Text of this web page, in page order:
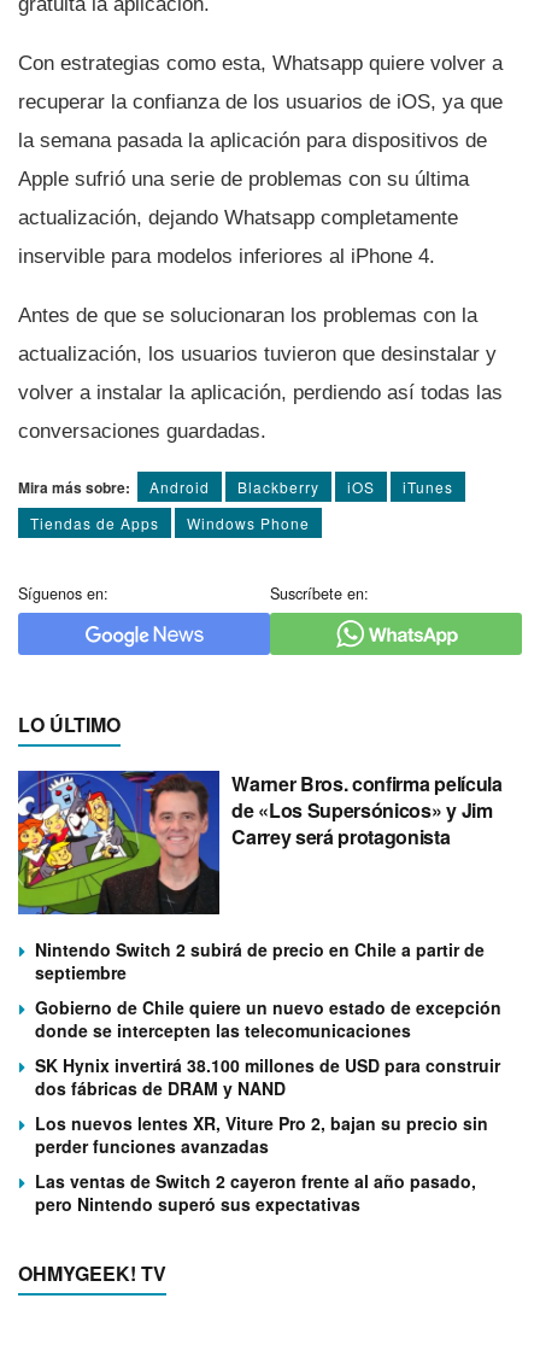
Con estrategias como esta, Whatsapp quiere volver a
recuperar la confianza de los usuarios de iOS, ya que
la semana pasada la aplicación para dispositivos de
Apple sufrió una serie de problemas con su última
actualización, dejando Whatsapp completamente
inservible para modelos inferiores al iPhone 4.
Antes de que se solucionaran los problemas con la
actualización, los usuarios tuvieron que desinstalar y
volver a instalar la aplicación, perdiendo así­ todas las
conversaciones guardadas.
Mira más sobre: Android Blackberry iOS
iTunes
Tiendas de Apps
Windows Phone
Síguenos en: Suscríbete en:
LO ÚLTIMO
Warner Bros. confirma película
de «Los Supersónicos» y Jim
Carrey será protagonista
Nintendo Switch 2 subirá de precio en Chile a partir de
septiembre
Gobierno de Chile quiere un nuevo estado de excepción
donde se intercepten las telecomunicaciones
SK Hynix invertirá 38.100 millones de USD para construir
dos fábricas de DRAM y NAND
Los nuevos lentes XR, Viture Pro 2, bajan su precio sin
perder funciones avanzadas
Las ventas de Switch 2 cayeron frente al año pasado,
pero Nintendo superó sus expectativas
OHMYGEEK! TV